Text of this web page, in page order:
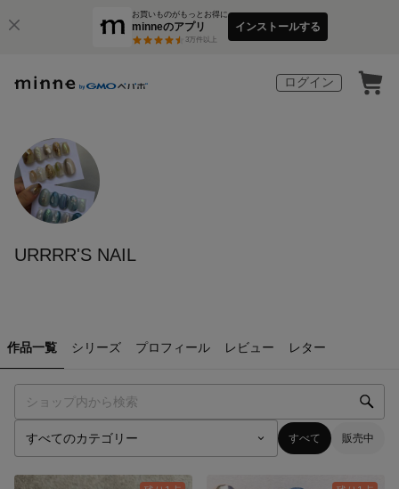
お買いものがもっとお得に
minneのアプリ
3万件以上
インストールする
ログイン
URRRR'S NAIL
作品一覧 シリーズ プロフィール レビュー レター
すべて 販売中